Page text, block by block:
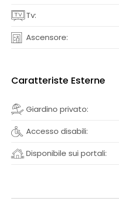
Tv:
Ascensore:
Caratteriste Esterne
Giardino privato:
Accesso disabili:
Disponibile sui portali: